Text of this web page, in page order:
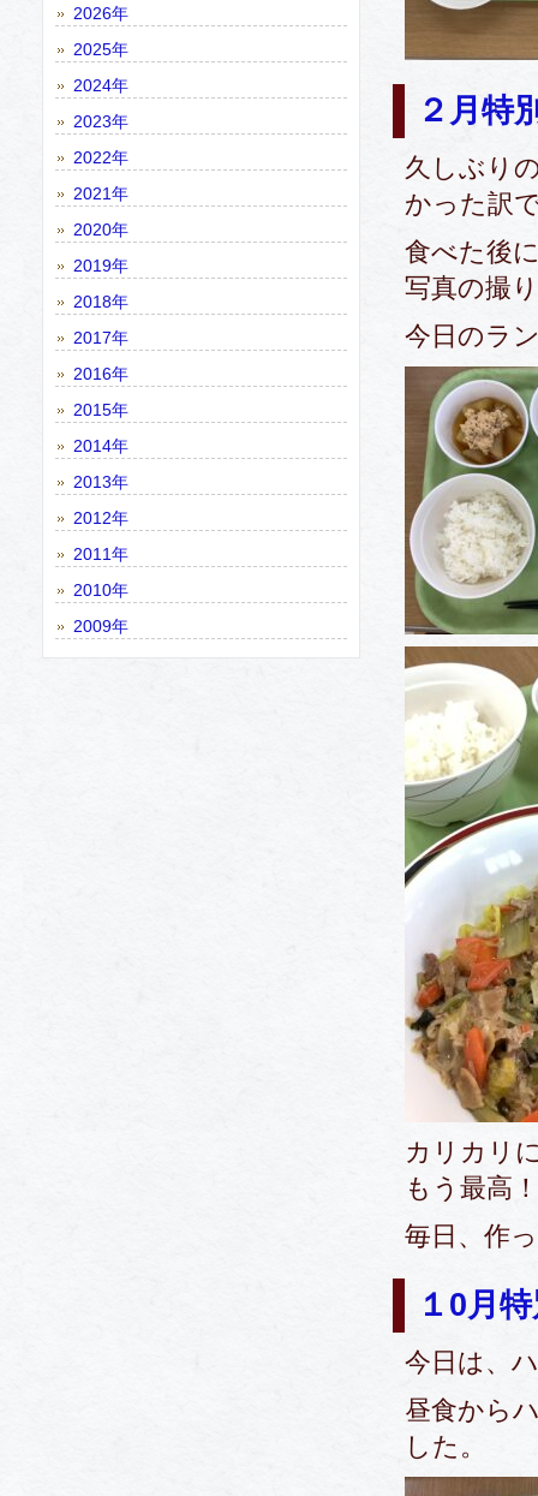
２月特
久しぶり
かった訳
食べた後
写真の撮
今日のラ
カリカリ
もう最高
毎日、作
１0月
今日は、
昼食から
した。
2026年
2025年
2024年
2023年
2022年
2021年
2020年
2019年
2018年
2017年
2016年
2015年
2014年
2013年
2012年
2011年
2010年
2009年